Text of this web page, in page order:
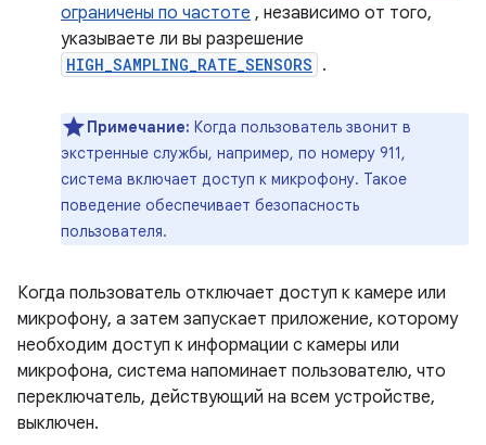
ограничены по частоте , независимо от того,
указываете ли вы разрешение
HIGH_SAMPLING_RATE_SENSORS .
Примечание: Когда пользователь звонит в
экстренные службы, например, по номеру 911,
система включает доступ к микрофону. Такое
поведение обеспечивает безопасность
пользователя.
Когда пользователь отключает доступ к камере или
микрофону, а затем запускает приложение, которому
необходим доступ к информации с камеры или
микрофона, система напоминает пользователю, что
переключатель, действующий на всем устройстве,
выключен.